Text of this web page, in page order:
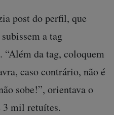
post do perfil, que
a tag
“Além da tag, coloquem
caso contrário, não é
sobe!”, orientava o
3 mil retuítes.